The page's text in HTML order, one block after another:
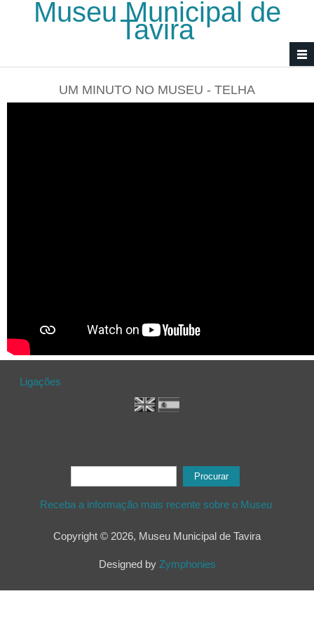
Passar para o conteúdo principal
Museu Municipal de
Tavira
UM MINUTO NO MUSEU - TELHA
Ligações
Formulário de procura
Receba a informação mais recente sobre o Museu
Copyright © 2026, Museu Municipal de Tavira
Designed by Zymphonies